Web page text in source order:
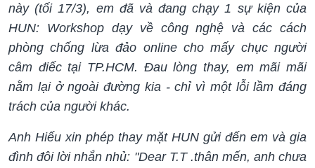
này (tối 17/3), em đã và đang chạy 1 sự kiện của
HUN: Workshop dạy về công nghệ và các cách
phòng chống lừa đảo online cho mấy chục người
câm điếc tại TP.HCM. Đau lòng thay, em mãi mãi
nằm lại ở ngoài đường kia - chỉ vì một lỗi lầm đáng
trách của người khác.
Anh Hiếu xin phép thay mặt HUN gửi đến em và gia
đình đôi lời nhắn nhủ: "Dear T.T .thân mến, anh chưa